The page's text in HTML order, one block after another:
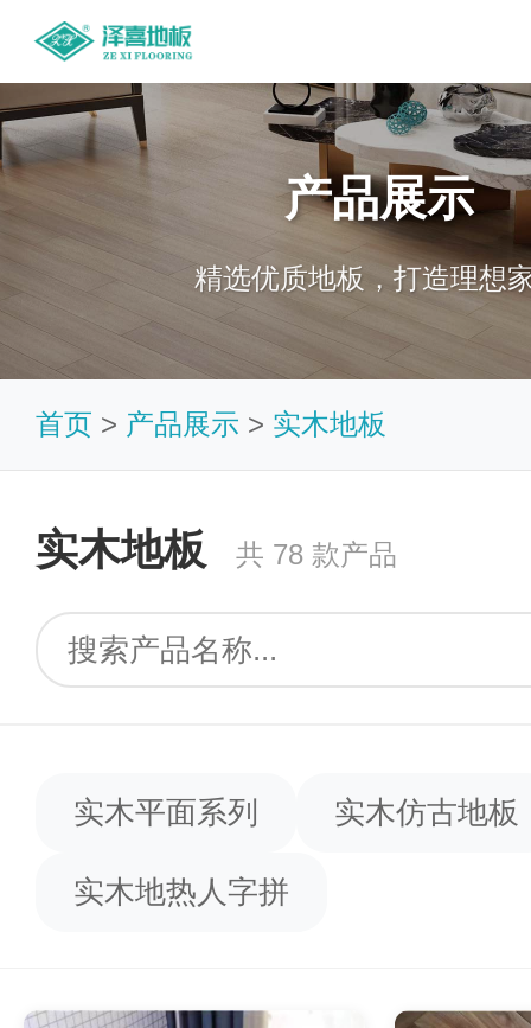
产品展示
精选优质地板，打造理想
首页 > 产品展示 > 实木地板
实木地板 共 78 款产品
实木平面系列 实木仿古地板
实木地热人字拼